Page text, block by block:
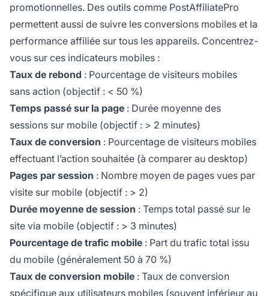
promotionnelles. Des outils comme PostAffiliatePro
permettent aussi de suivre les conversions mobiles et la
performance affiliée sur tous les appareils. Concentrez-
vous sur ces indicateurs mobiles :
Taux de rebond : Pourcentage de visiteurs mobiles
sans action (objectif : < 50 %)
Temps passé sur la page : Durée moyenne des
sessions sur mobile (objectif : > 2 minutes)
Taux de conversion : Pourcentage de visiteurs mobiles
effectuant l’action souhaitée (à comparer au desktop)
Pages par session : Nombre moyen de pages vues par
visite sur mobile (objectif : > 2)
Durée moyenne de session : Temps total passé sur le
site via mobile (objectif : > 3 minutes)
Pourcentage de trafic mobile : Part du trafic total issu
du mobile (généralement 50 à 70 %)
Taux de conversion mobile : Taux de conversion
spécifique aux utilisateurs mobiles (souvent inférieur au